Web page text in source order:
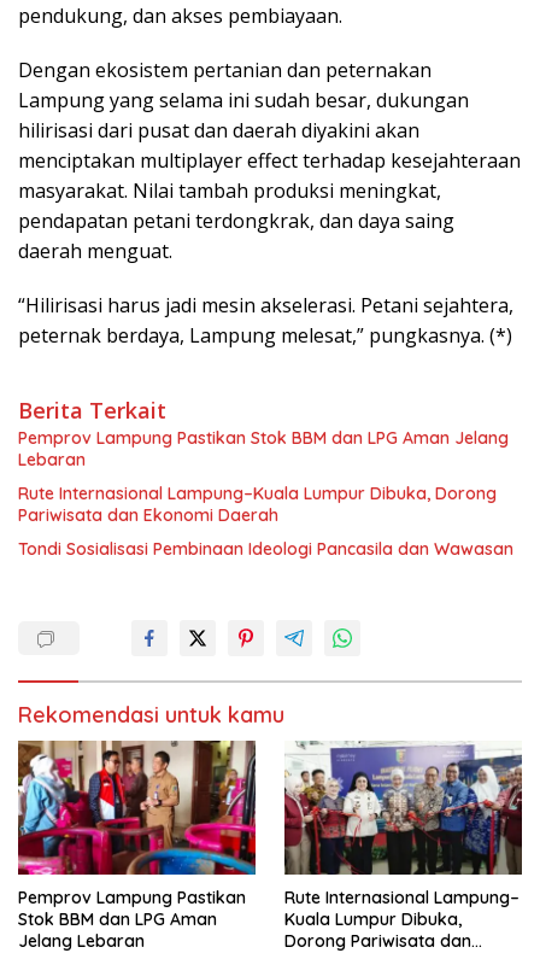
pendukung, dan akses pembiayaan.
Dengan ekosistem pertanian dan peternakan
Lampung yang selama ini sudah besar, dukungan
hilirisasi dari pusat dan daerah diyakini akan
menciptakan multiplayer effect terhadap kesejahteraan
masyarakat. Nilai tambah produksi meningkat,
pendapatan petani terdongkrak, dan daya saing
daerah menguat.
“Hilirisasi harus jadi mesin akselerasi. Petani sejahtera,
peternak berdaya, Lampung melesat,” pungkasnya. (*)
Berita Terkait
Pemprov Lampung Pastikan Stok BBM dan LPG Aman Jelang
Lebaran
Rute Internasional Lampung–Kuala Lumpur Dibuka, Dorong
Pariwisata dan Ekonomi Daerah
Tondi Sosialisasi Pembinaan Ideologi Pancasila dan Wawasan
Rekomendasi untuk kamu
Pemprov Lampung Pastikan
Stok BBM dan LPG Aman
Jelang Lebaran
Rute Internasional Lampung–
Kuala Lumpur Dibuka,
Dorong Pariwisata dan